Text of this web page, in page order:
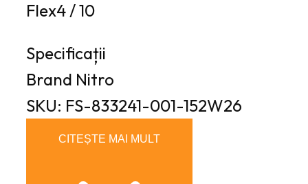
Flex4/ 10
Specificații
Brand Nitro
SKU: FS-833241-001-152W26